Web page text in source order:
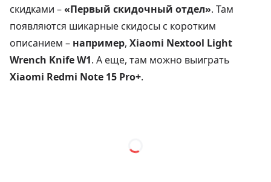
скидками –«Первый скидочный отдел». Там
появляются шикарные скидосы с коротким
описанием – например, Xiaomi Nextool Light
Wrench Knife W1. А еще, там можно выиграть
Xiaomi Redmi Note 15 Pro+.